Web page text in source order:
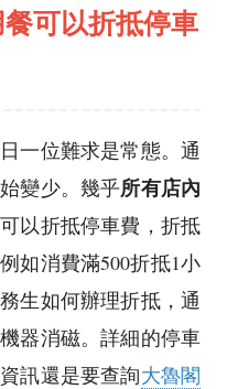
可以折抵停車
一位難求是常態。通
變少。幾乎所有店內
以折抵停車費，折抵
如消費滿500折抵1小
生如何辦理折抵，通
器消磁。詳細的停車
訊還是要查詢大魯閣